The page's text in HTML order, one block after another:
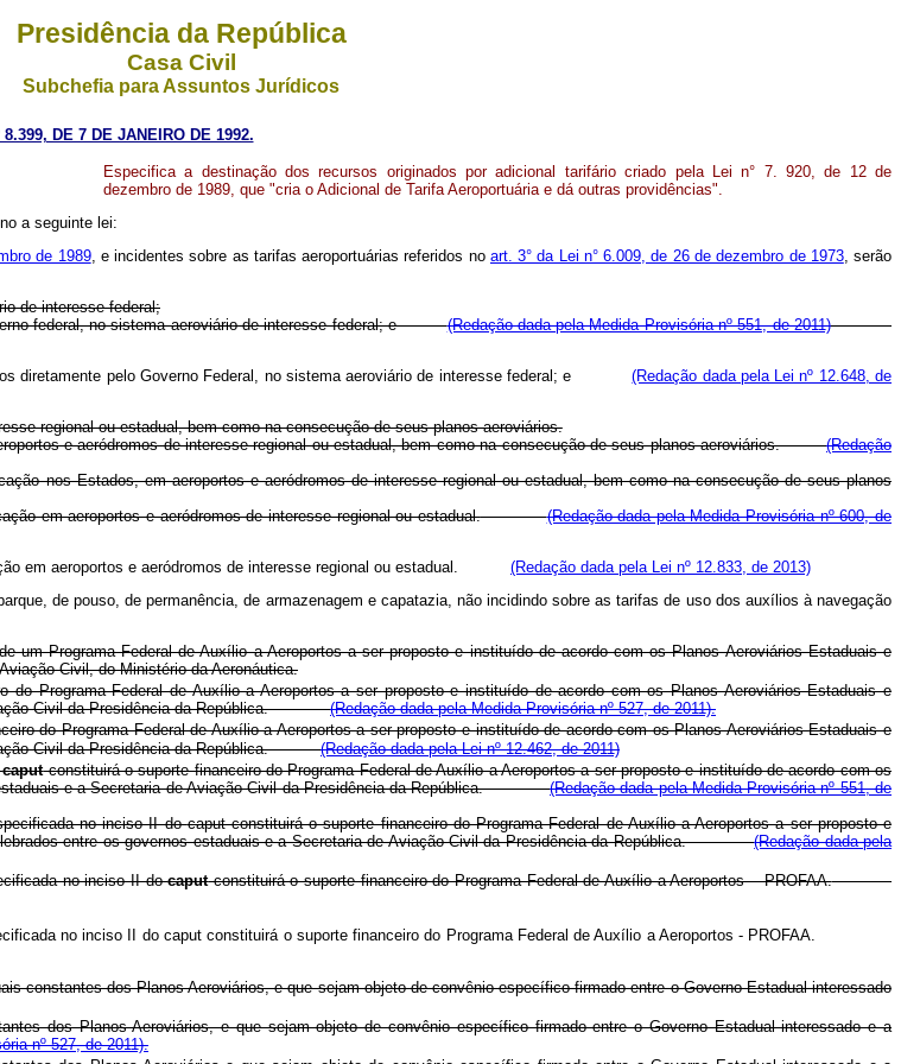
Presidência da República
Casa Civil
Subchefia para Assuntos Jurídicos
8.399, DE 7 DE JANEIRO DE 1992.
Especifica a destinação dos recursos originados por adicional tarifário criado pela Lei n° 7. 920, de 12 de
dezembro de 1989, que "cria o Adicional de Tarifa Aeroportuária e dá outras providências".
a seguinte lei:
de 1989, e incidentes sobre as tarifas aeroportuárias referidos no art. 3° da Lei n° 6.009, de 26 de dezembro de 1973, serão
de interesse federal;
federal, no sistema aeroviário de interesse federal; e(Redação dada pela Medida Provisória nº 551, de 2011)
diretamente pelo Governo Federal, no sistema aeroviário de interesse federal; e(Redação dada pela Lei nº 12.648, de
regional ou estadual, bem como na consecução de seus planos aeroviários.
e aeródromos de interesse regional ou estadual, bem como na consecução de seus planos aeroviários.(Redação
nos Estados, em aeroportos e aeródromos de interesse regional ou estadual, bem como na consecução de seus planos
em aeroportos e aeródromos de interesse regional ou estadual.
(Redação dada pela Medida Provisória nº 600, de
em aeroportos e aeródromos de interesse regional ou estadual. (Redação dada pela Lei nº 12.833, de 2013)
de pouso, de permanência, de armazenagem e capatazia, não incidindo sobre as tarifas de uso dos auxílios à navegação
um Programa Federal de Auxílio a Aeroportos a ser proposto e instituído de acordo com os Planos Aeroviários Estaduais e
Civil, do Ministério da Aeronáutica.
Programa Federal de Auxílio a Aeroportos a ser proposto e instituído de acordo com os Planos Aeroviários Estaduais e
Aviação Civil da Presidência da República.(Redação dada pela Medida Provisória nº 527, de 2011).
do Programa Federal de Auxílio a Aeroportos a ser proposto e instituído de acordo com os Planos Aeroviários Estaduais e
Civil da Presidência da República.(Redação dada pela Lei nº 12.462, de 2011)
caputconstituirá o suporte financeiro do Programa Federal de Auxílio a Aeroportos a ser proposto e instituído de acordo com os
estaduais e a Secretaria de Aviação Civil da Presidência da República.(Redação dada pela Medida Provisória nº 551, de
no inciso II docaputconstituirá o suporte financeiro do Programa Federal de Auxílio a Aeroportos a ser proposto e
entre os governos estaduais e a Secretaria de Aviação Civil da Presidência da República.(Redação dada pela
no inciso II docaputconstituirá o suporte financeiro do Programa Federal de Auxílio a Aeroportos – PROFAA.
no inciso II do caputconstituirá o suporte financeiro do Programa Federal de Auxílio a Aeroportos - PROFAA.
constantes dos Planos Aeroviários, e que sejam objeto de convênio específico firmado entre o Governo Estadual interessado
dos Planos Aeroviários, e que sejam objeto de convênio específico firmado entre o Governo Estadual interessado e a
nº 527, de 2011).